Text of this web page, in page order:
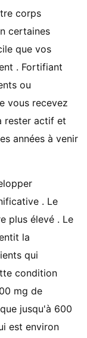
corps
certaines
que vos
. Fortifiant
ou
vous recevez
rester actif et
années à venir
. Le
plus élevé . Le
la
qui
condition
mg de
jusqu'à 600
est environ